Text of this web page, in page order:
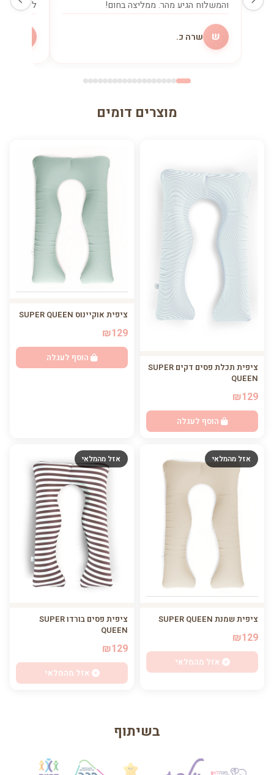
והמשלוח הגיע מהר. ממליצה בחום!
ש שרה כ.
להנקה.
מוצרים דומים
ציפית תכלת פסים דקים SUPER
QUEEN
₪129
הוסף לעגלה
ציפית אוקיינוס SUPER QUEEN
₪129
הוסף לעגלה
אזל מהמלאי
ציפית שמנת SUPER QUEEN
₪129
אזל מהמלאי
אזל מהמלאי
ציפית פסים בורדו SUPER
QUEEN
₪129
אזל מהמלאי
בשיתוף